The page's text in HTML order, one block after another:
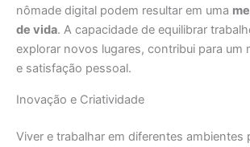
nômade digital podem resultar em uma
de vida. A capacidade de equilibrar
explorar novos lugares, contribui para um
e satisfação pessoal.
Inovação e Criatividade
Viver e trabalhar em diferentes ambientes